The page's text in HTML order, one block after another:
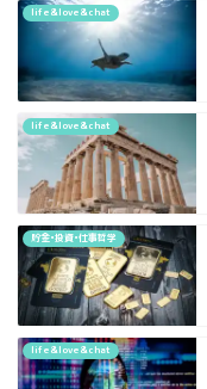
life&love&chat
life&love&chat
貯金•投資•仕事哲学
life&love&chat